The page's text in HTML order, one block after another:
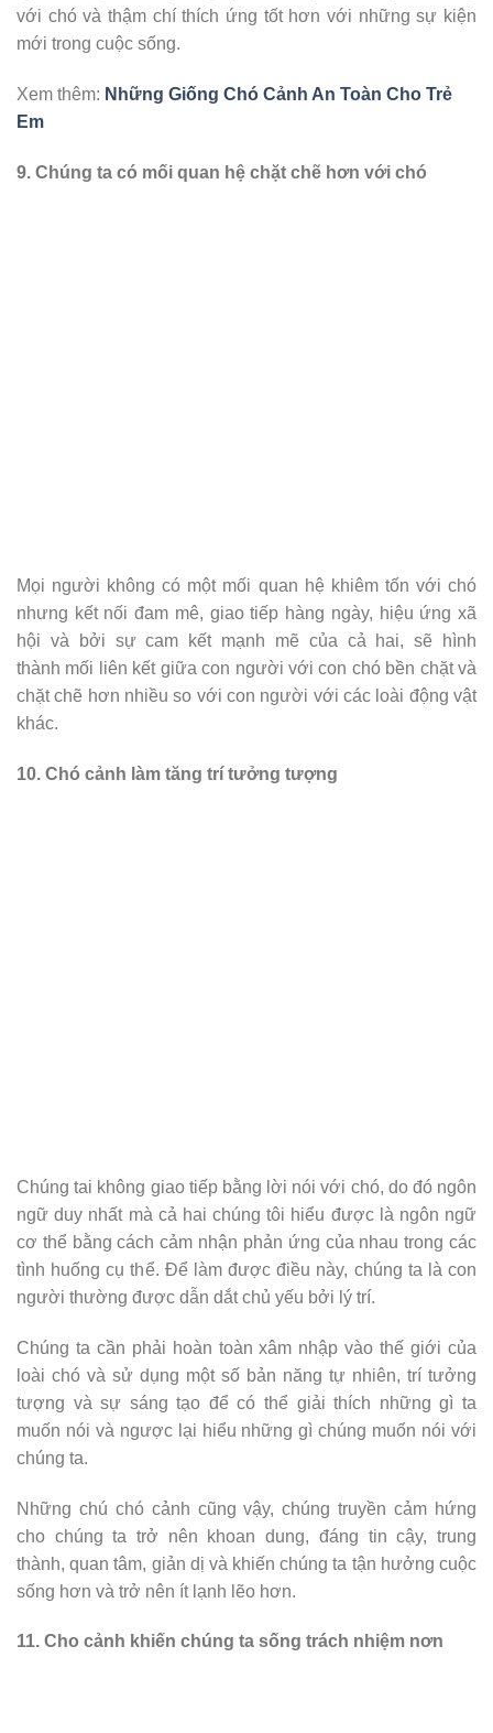
với chó và thậm chí thích ứng tốt hơn với những sự kiện
mới trong cuộc sống.
Xem thêm: Những Giống Chó Cảnh An Toàn Cho Trẻ
Em
9. Chúng ta có mối quan hệ chặt chẽ hơn với chó
Mọi người không có một mối quan hệ khiêm tốn với chó
nhưng kết nối đam mê, giao tiếp hàng ngày, hiệu ứng xã
hội và bởi sự cam kết mạnh mẽ của cả hai, sẽ hình
thành mối liên kết giữa con người với con chó bền chặt và
chặt chẽ hơn nhiều so với con người với các loài động vật
khác.
10. Chó cảnh làm tăng trí tưởng tượng
Chúng tai không giao tiếp bằng lời nói với chó, do đó ngôn
ngữ duy nhất mà cả hai chúng tôi hiểu được là ngôn ngữ
cơ thể bằng cách cảm nhận phản ứng của nhau trong các
tình huống cụ thể. Để làm được điều này, chúng ta là con
người thường được dẫn dắt chủ yếu bởi lý trí.
Chúng ta cần phải hoàn toàn xâm nhập vào thế giới của
loài chó và sử dụng một số bản năng tự nhiên, trí tưởng
tượng và sự sáng tạo để có thể giải thích những gì ta
muốn nói và ngược lại hiểu những gì chúng muốn nói với
chúng ta.
Những chú chó cảnh cũng vậy, chúng truyền cảm hứng
cho chúng ta trở nên khoan dung, đáng tin cậy, trung
thành, quan tâm, giản dị và khiến chúng ta tận hưởng cuộc
sống hơn và trở nên ít lạnh lẽo hơn.
11. Cho cảnh khiến chúng ta sống trách nhiệm nơn